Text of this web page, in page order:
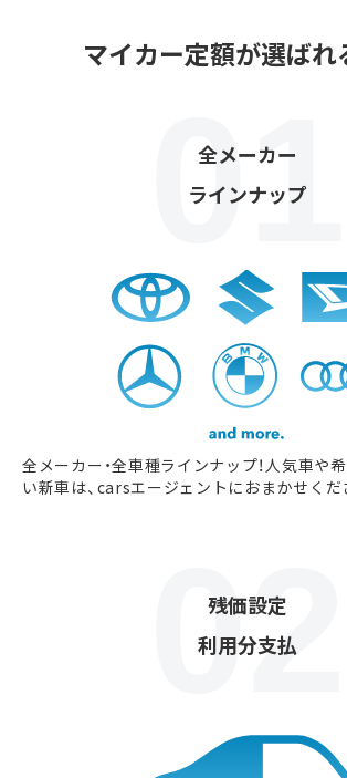
マイカー定額が選ばれ
全メーカー
ラインナップ
全メーカー・全車種ラインナップ！人気車や
い新車は、carsエージェントにおまかせくだ
残価設定
利用分支払